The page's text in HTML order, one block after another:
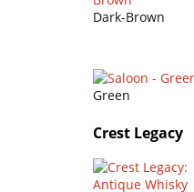
Dark-Brown
Green
Crest Legacy